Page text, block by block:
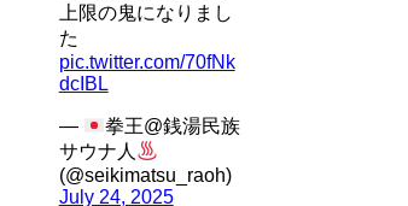
上限の鬼になりまし
た
pic.twitter.com/70fNk
dcIBL
—
拳王@銭湯民族
サウナ人
(@seikimatsu_raoh)
July 24, 2025